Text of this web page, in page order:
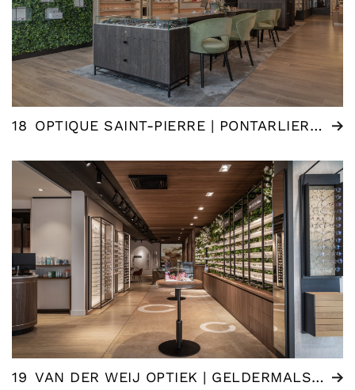
18 OPTIQUE SAINT-PIERRE | PONTARLIER (FR)
19 VAN DER WEIJ OPTIEK | GELDERMALSEN (NL)